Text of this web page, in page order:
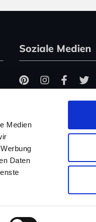
Medien
Daten
Soziale Medien